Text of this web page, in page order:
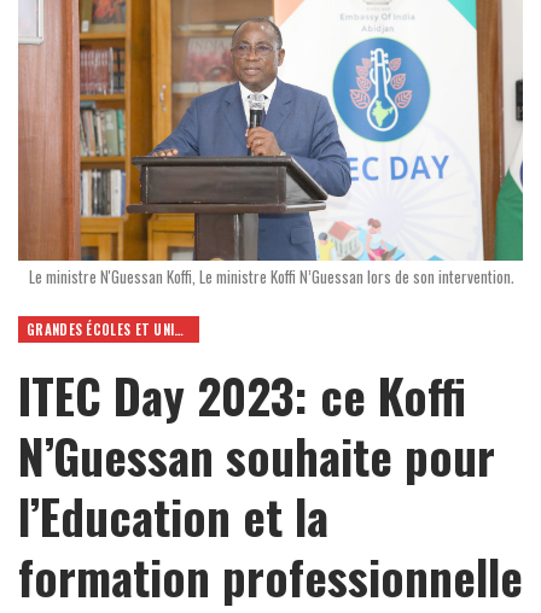
Le ministre N'Guessan Koffi, Le ministre Koffi N’Guessan lors de son intervention.
GRANDES ÉCOLES ET UNIVERSITÉS
ITEC Day 2023: ce Koffi
N’Guessan souhaite pour
l’Education et la
formation professionnelle